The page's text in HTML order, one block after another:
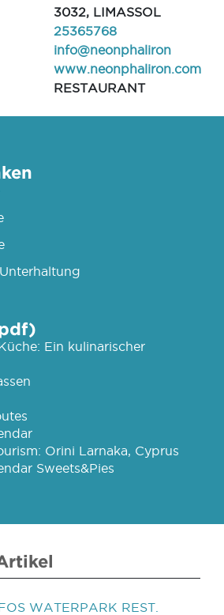
3032, LIMASSOL
25365768
info@neonphaliron
www.neonphaliron.com
RESTAURANT
Ein kulinarischer
Orini Larnaka, Cyprus
Sweets&Pies
WATERPARK REST.